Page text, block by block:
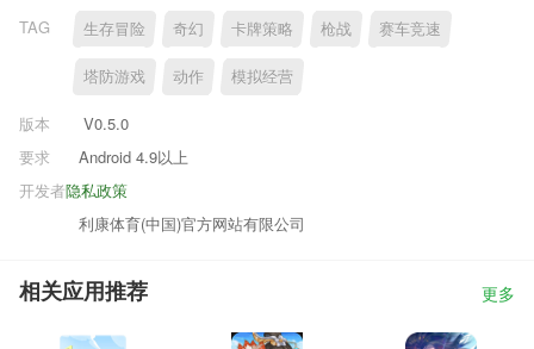
TAG 生存冒险 奇幻 卡牌策略 枪战 赛车竞速
塔防游戏 动作 模拟经营
版本
V0.5.0
要求
Android 4.9以上
隐私政策
开发者
利康体育(中国)官方网站有限公司
相关应用推荐 更多